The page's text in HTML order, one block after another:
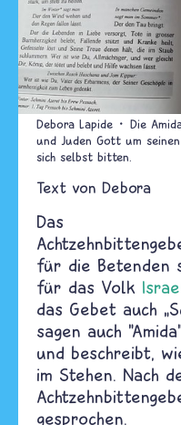
Debora Lapide
Die
und Juden Gott um
sich selbst bitten.
Text von Debora
Das
für die Betenden
für das Volk
das Gebet auch
sagen auch
und beschreibt,
im Stehen. Nach
gesprochen.